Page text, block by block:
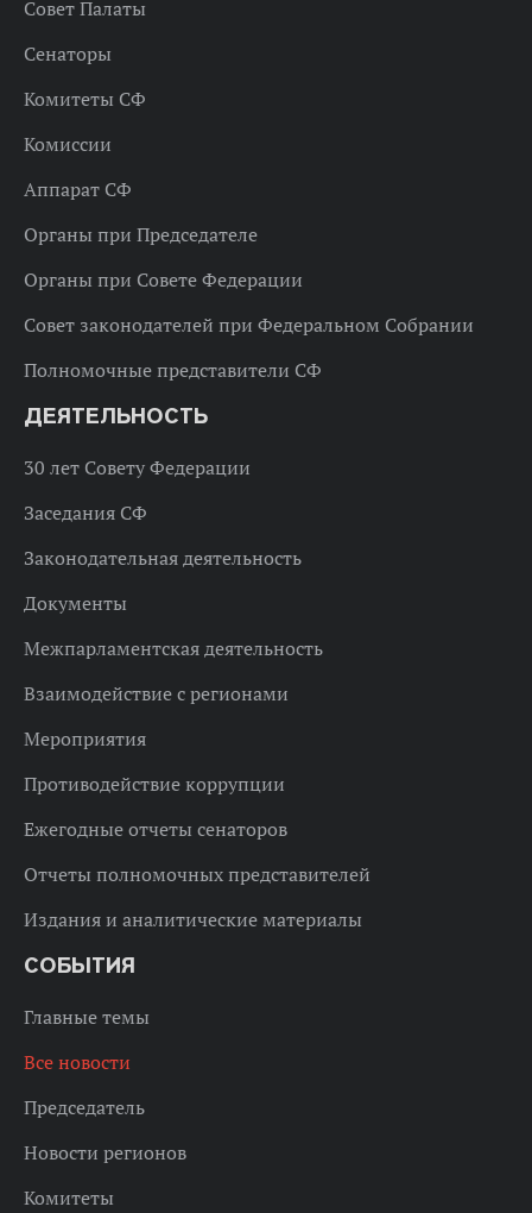
Совет Палаты
Сенаторы
Комитеты СФ
Комиссии
Аппарат СФ
Органы при Председателе
Органы при Совете Федерации
Совет законодателей при Федеральном Собрании
Полномочные представители СФ
ДЕЯТЕЛЬНОСТЬ
30 лет Совету Федерации
Заседания СФ
Законодательная деятельность
Документы
Межпарламентская деятельность
Взаимодействие с регионами
Мероприятия
Противодействие коррупции
Ежегодные отчеты сенаторов
Отчеты полномочных представителей
Издания и аналитические материалы
СОБЫТИЯ
Главные темы
Все новости
Председатель
Новости регионов
Комитеты